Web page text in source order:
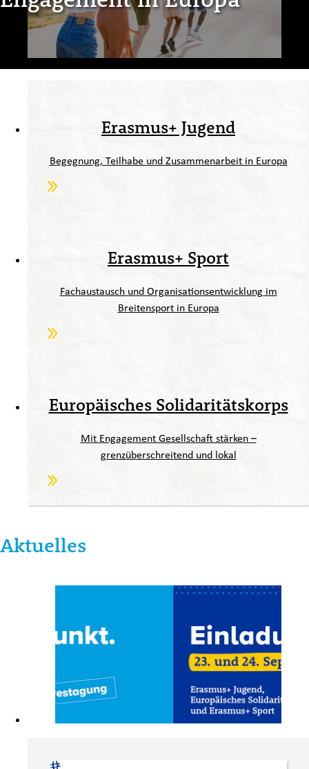
Erasmus+ Jugend
Begegnung, Teilhabe und Zusammenarbeit in Europa
Erasmus+ Sport
Fachaustausch und Organisationsentwicklung im
Breitensport in Europa
Europäisches Solidaritätskorps
Mit Engagement Gesellschaft stärken –
grenzüberschreitend und lokal
Aktuelles